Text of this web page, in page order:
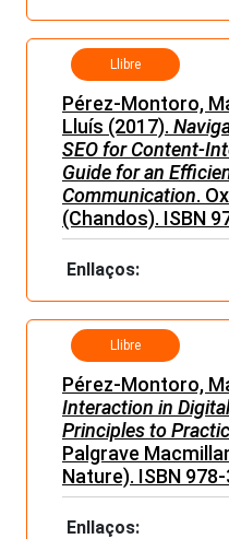
Llibre
Pérez-Montoro,
Lluís (2017).
SEO for Content-
Guide for an
Communication.
(Chandos). ISBN
Enllaços:
Llibre
Pérez-Montoro,
Interaction in
Principles to
Palgrave
Nature). ISBN
Enllaços: